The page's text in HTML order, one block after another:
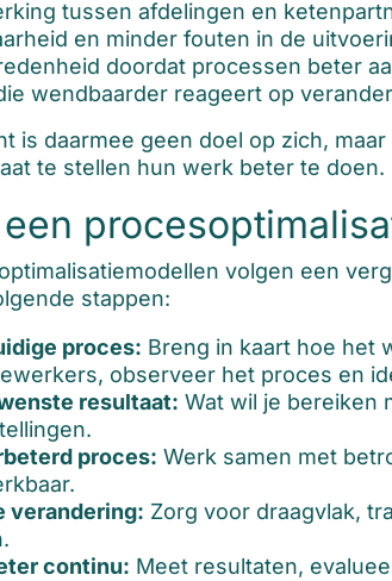
tussen afdelingen en
en minder fouten in de
doordat processen beter
wendbaarder reageert op
is daarmee geen doel op zich,
te stellen hun werk beter te doen.
volgen een
stappen:
proces: Breng in kaart hoe het
observeer het proces en
resultaat: Wat wil je bereiken
proces: Werk samen met
verandering: Zorg voor draagvlak,
continu: Meet resultaten,